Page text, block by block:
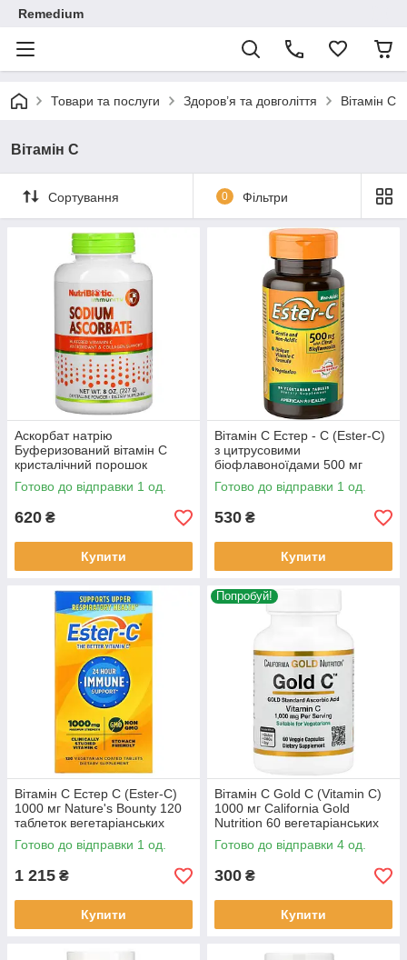
Remedium
Товари та послуги Здоров’я та довголіття Вітамін С
Вітамін С
Сортування 0 Фільтри
Аскорбат натрію
Буферизований вітамін С
кристалічний порошок
NutriBiotic Immunity 227 г
Готово до відправки 1 од.
620 ₴
Купити
Вітамін C Естер - С (Ester-C)
з цитрусовими
біофлавоноїдами 500 мг
American Health 90 таблеток
Готово до відправки 1 од.
530 ₴
Купити
Вітамін С Естер С (Ester-C)
1000 мг Nature's Bounty 120
таблеток вегетаріанських
таблеток вкритих оболонкою
Готово до відправки 1 од.
1 215 ₴
Купити
Попробуй!
Вітамін С Gold C (Vitamin C)
1000 мг California Gold
Nutrition 60 вегетаріанських
капсул термін
Готово до відправки 4 од.
300 ₴
Купити